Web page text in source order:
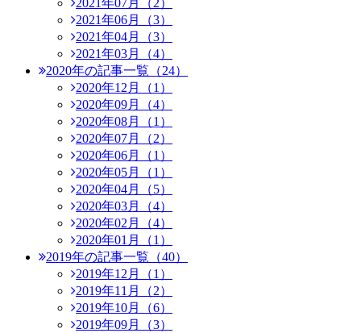
2021年07月（2）
2021年06月（3）
2021年04月（3）
2021年03月（4）
2020年の記事一覧（24）
2020年12月（1）
2020年09月（4）
2020年08月（1）
2020年07月（2）
2020年06月（1）
2020年05月（1）
2020年04月（5）
2020年03月（4）
2020年02月（4）
2020年01月（1）
2019年の記事一覧（40）
2019年12月（1）
2019年11月（2）
2019年10月（6）
2019年09月（3）